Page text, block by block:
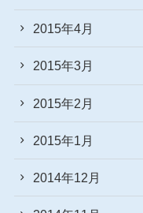
2015年4月
2015年3月
2015年2月
2015年1月
2014年12月